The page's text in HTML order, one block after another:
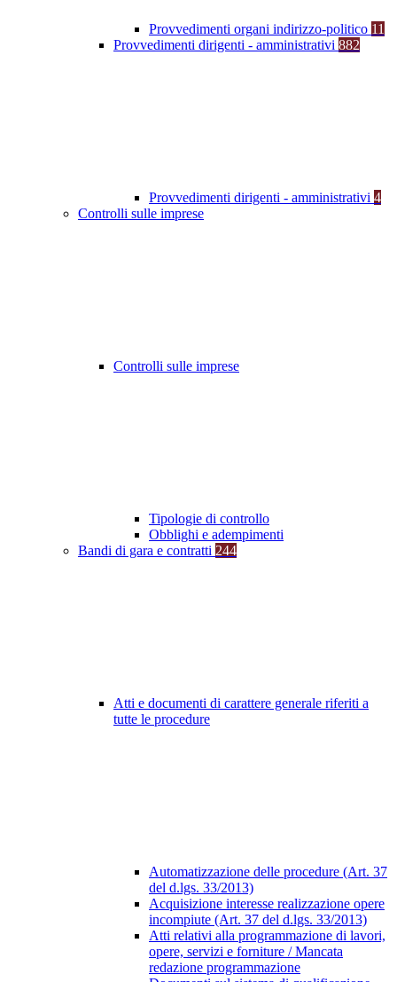
Provvedimenti organi indirizzo-politico 11
Provvedimenti dirigenti - amministrativi 882
Provvedimenti dirigenti - amministrativi 4
Controlli sulle imprese
Controlli sulle imprese
Tipologie di controllo
Obblighi e adempimenti
Bandi di gara e contratti 244
Atti e documenti di carattere generale riferiti a
tutte le procedure
Automatizzazione delle procedure (Art. 37
del d.lgs. 33/2013)
Acquisizione interesse realizzazione opere
incompiute (Art. 37 del d.lgs. 33/2013)
Atti relativi alla programmazione di lavori,
opere, servizi e forniture / Mancata
redazione programmazione